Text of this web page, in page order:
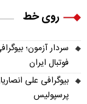
روی خط
سردار آزمون؛
فوتبال ایران
بیوگرافی علی
پرسپولیس